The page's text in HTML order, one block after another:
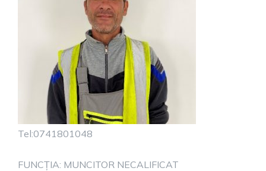
Tel:0741801048
FUNCȚIA: MUNCITOR NECALIFICAT